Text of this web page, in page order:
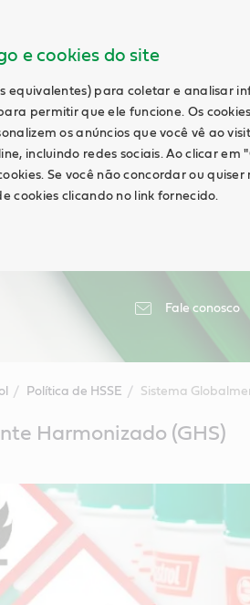
e cookies do site
equivalentes) para coletar e analisar
permitir que ele funcione. Os
os anúncios que você vê ao
incluindo redes sociais. Ao clicar em
Se você não concordar ou
cookies clicando no link fornecido.
Fale conosco
Política de HSSE Sistema
Harmonizado (GHS)